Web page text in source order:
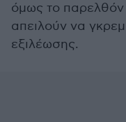
όμως το παρελθόν
απειλούν να
εξιλέωσης.